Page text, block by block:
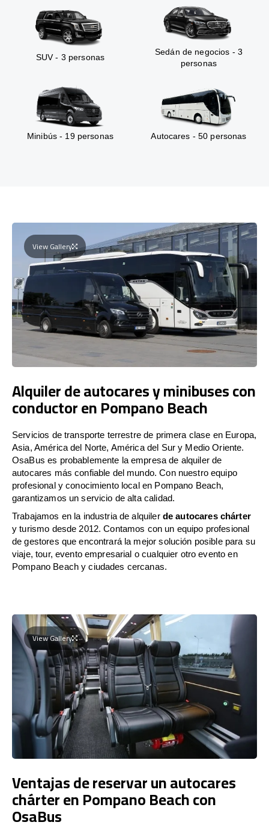
SUV - 3 personas
Sedán de negocios - 3
personas
Minibús - 19 personas Autocares - 50 personas
View Gallery
Alquiler de autocares y minibuses con
conductor en Pompano Beach
Servicios de transporte terrestre de primera clase en Europa,
Asia, América del Norte, América del Sur y Medio Oriente.
OsaBus es probablemente la empresa de alquiler de
autocares más confiable del mundo. Con nuestro equipo
profesional y conocimiento local en Pompano Beach,
garantizamos un servicio de alta calidad.
Trabajamos en la industria de alquiler de autocares chárter
y turismo desde 2012. Contamos con un equipo profesional
de gestores que encontrará la mejor solución posible para su
viaje, tour, evento empresarial o cualquier otro evento en
Pompano Beach y ciudades cercanas.
View Gallery
Ventajas de reservar un autocares
chárter en Pompano Beach con
OsaBus